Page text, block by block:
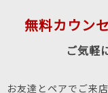
無料カウン
ご気軽
お友達とペアでご来